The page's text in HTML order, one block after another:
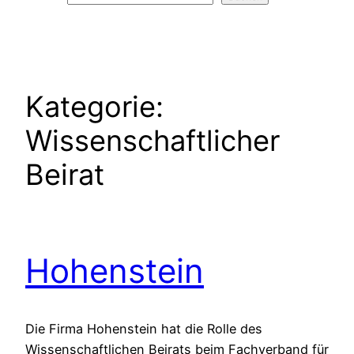
Kategorie:
Wissenschaftlicher
Beirat
Hohenstein
Die Firma Hohenstein hat die Rolle des
Wissenschaftlichen Beirats beim Fachverband für